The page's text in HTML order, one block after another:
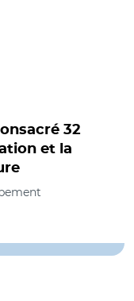
32
et la